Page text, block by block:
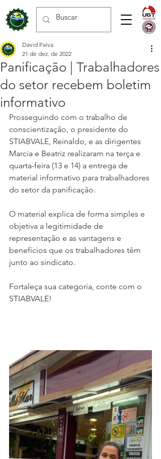
Panificação | Trabalhadores
do setor recebem boletim
informativo
David Paiva
21 de dez. de 2022
Prosseguindo com o trabalho de
conscientização, o presidente do
STIABVALE, Reinaldo, e as dirigentes
Marcia e Beatriz realizaram na terça e
quarta-feira (13 e 14) a entrega de
material informativo para trabalhadores
do setor da panificação.
O material explica de forma simples e
objetiva a legitimidade de
representação e as vantagens e
benefícios que os trabalhadores têm
junto ao sindicato.
Fortaleça sua categoria, conte com o
STIABVALE!